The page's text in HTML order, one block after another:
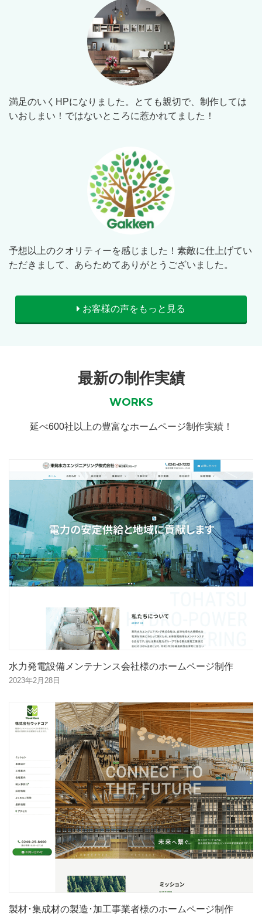
満足のいくHPになりました。とても親切で、制作しては
いおしまい！ではないところに惹かれてました！
予想以上のクオリティーを感じました！素敵に仕上げてい
ただきまして、あらためてありがとうございました。
お客様の声をもっと見る
最新の制作実績
WORKS
延べ600社以上の豊富なホームページ制作実績！
水力発電設備メンテナンス会社様のホームページ制作
2023年2月28日
製材･集成材の製造･加工事業者様のホームページ制作